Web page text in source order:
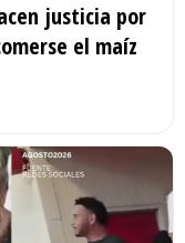
justicia por
el maíz